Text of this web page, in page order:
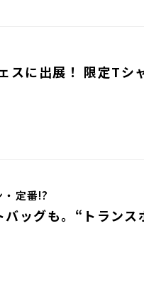
スに出展！ 限定Tシ
定番!?
バッグも。“トラン